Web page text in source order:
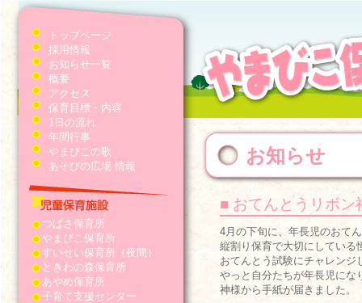
お知らせ
■ おてんとうリボン
4月の下旬に、年長児のおて
縦割り保育で大切にしている
おてんとう試験にチャレンジ
やっと自分たちが年長児にな
神様から手紙が届きました。
トップページ
採用情報
お知らせ一覧
概要
アクセス
保育目標・内容
1日の流れ
年間行事
やまびこの歌
あそびの広場 情報
つばさ保育所
やまびこ保育所
すいせい保育所（夜間）
ときわの森保育所
あやめ保育所
子育て支援センター